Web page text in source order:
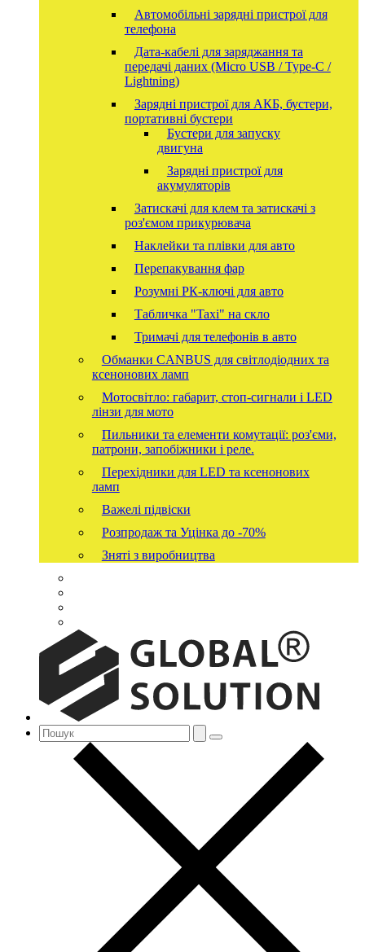
Автомобільні зарядні пристрої для
телефона
Дата-кабелі для заряджання та
передачі даних (Micro USB / Type-C /
Lightning)
Зарядні пристрої для АКБ, бустери,
портативні бустери
Бустери для запуску
двигуна
Зарядні пристрої для
акумуляторів
Затискачі для клем та затискачі з
роз'ємом прикурювача
Наклейки та плівки для авто
Перепакування фар
Розумні РК-ключі для авто
Табличка "Taxi" на скло
Тримачі для телефонів в авто
Обманки CANBUS для світлодіодних та
ксенонових ламп
Мотосвітло: габарит, стоп-сигнали і LED
лінзи для мото
Пильники та елементи комутації: роз'єми,
патрони, запобіжники і реле.
Перехідники для LED та ксенонових
ламп
Важелі підвіски
Розпродаж та Уцінка до -70%
Зняті з виробництва